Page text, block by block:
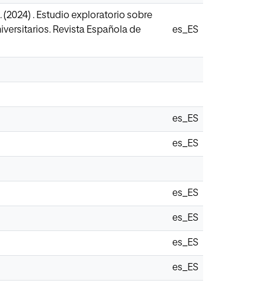
(2024) . Estudio exploratorio sobre
Revista Española de
es_ES
es_ES
es_ES
es_ES
es_ES
es_ES
es_ES